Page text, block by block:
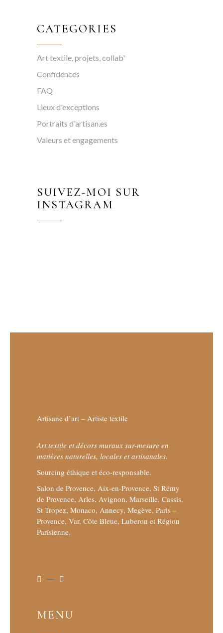
CATEGORIES
Art textile, projets, collab'
Confidences
FAQ
Lieux d'exceptions
Portraits d'artisan.es
Valeurs et engagements
SUIVEZ-MOI SUR
INSTAGRAM
Artisane d’art – Artiste textile
Art textile et décors muraux sur-mesure en
matières naturelles, locales et artisanales.
Sourcing éthique et éco-responsable.
Salon de Provence, Aix-en-Provence, St Rémy
de Provence, Arles, Avignon, Marseille, Cassis,
St Tropez, Monaco, Annecy, Megève, Paris –
Provence, Var, Côte Bleue, Luberon et Région
Parisienne.
MENU